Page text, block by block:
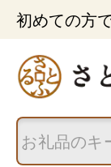
初めての方